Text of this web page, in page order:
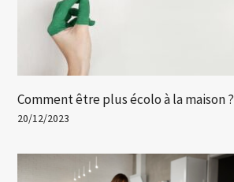
Comment être plus écolo à la maison ?
20/12/2023